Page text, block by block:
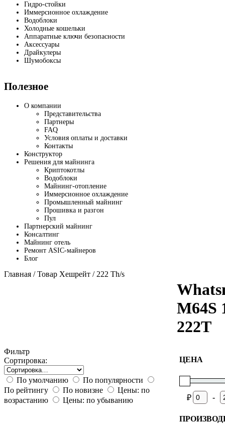
Гидро-стойки
Иммерсионное охлаждение
Водоблоки
Холодные кошельки
Аппаратные ключи безопасности
Аксессуары
Драйкулеры
Шумобоксы
Полезное
О компании
Представительства
Партнеры
FAQ
Условия оплаты и доставки
Контакты
Конструктор
Решения для майнинга
Криптокотлы
Водоблоки
Майнинг-отопление
Иммерсионное охлаждение
Промышленный майнинг
Прошивка и разгон
Пул
Партнерский майнинг
Консалтинг
Майнинг отель
Ремонт ASIC-майнеров
Блог
Главная / Товар Хешрейт / 222 Th/s
M64S
222T
Фильтр
Сортировка:
По умолчанию
По популярности
По рейтингу
По новизне
Цены: по
возрастанию
Цены: по убыванию
ЦЕНА
₽ -